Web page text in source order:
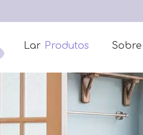
Lar Produtos